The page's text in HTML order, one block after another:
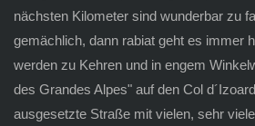
nächsten Kilometer sind wunderbar zu
gemächlich, dann rabiat geht es immer
werden zu Kehren und in engem
des Grandes Alpes" auf den Col
ausgesetzte Straße mit vielen, sehr